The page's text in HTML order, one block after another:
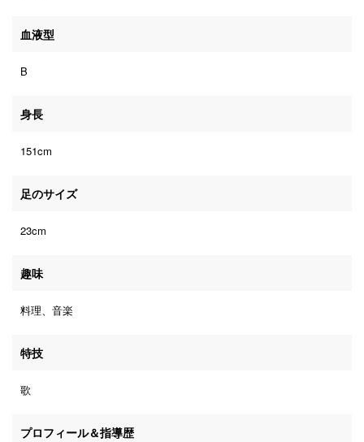
血液型
B
身長
151cm
足のサイズ
23cm
趣味
料理、音楽
特技
歌
プロフィール＆指導歴